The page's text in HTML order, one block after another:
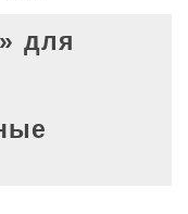
для